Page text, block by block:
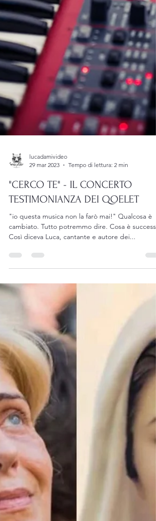
29 mar 2023
Tempo di lettura: 2 min
"CERCO TE" - IL CONCERTO
TESTIMONIANZA DEI QOELET
"io questa musica non la farò mai!" Qualcosa è
Così diceva Luca, cantante e autore dei...